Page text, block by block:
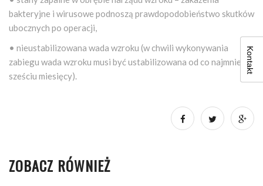
bakteryjne i wirusowe podnoszą prawdopodobieństwo skutków
ubocznych po operacji,
• nieustabilizowana wada wzroku (w chwili wykonywania
zabiegu wada wzroku musi być ustabilizowana od co najmniej
sześciu miesięcy).
ZOBACZ RÓWNIEŻ
Kontakt